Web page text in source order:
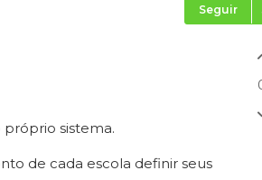
Seguir
próprio sistema.
de cada escola definir seus